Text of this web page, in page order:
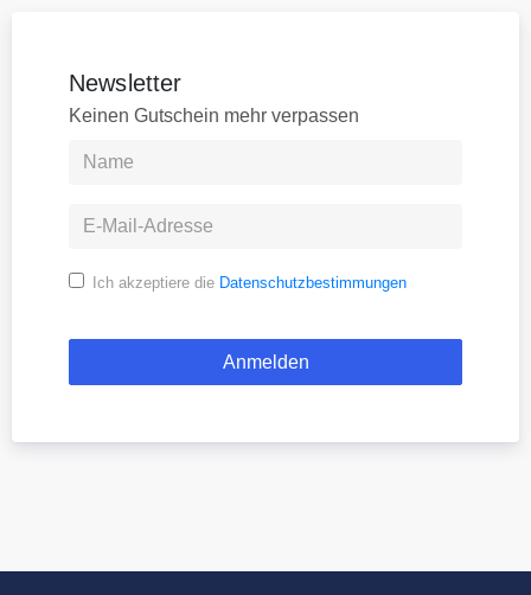
Newsletter
Keinen Gutschein mehr verpassen
Ich akzeptiere die Datenschutzbestimmungen